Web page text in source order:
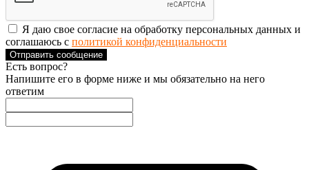
Я даю свое согласие на обработку персональных данных и
соглашаюсь с политикой конфиденциальности
Отправить сообщение
Есть вопрос?
Напишите его в форме ниже и мы обязательно на него
ответим